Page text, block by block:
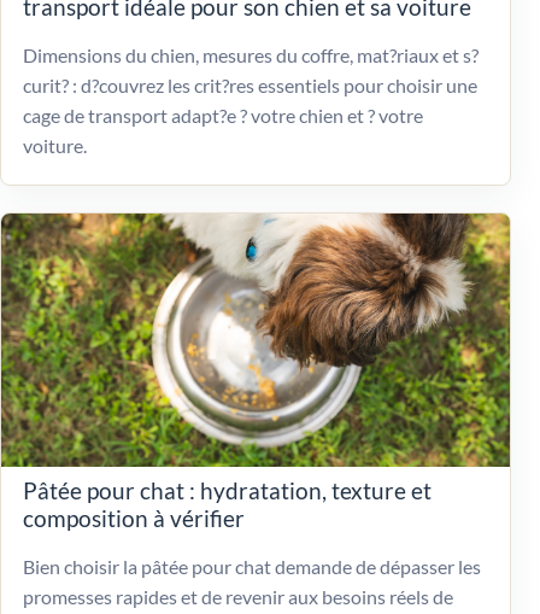
transport idéale pour son chien et sa voiture
Dimensions du chien, mesures du coffre, mat?riaux et s?
curit? : d?couvrez les crit?res essentiels pour choisir une
cage de transport adapt?e ? votre chien et ? votre
voiture.
Pâtée pour chat : hydratation, texture et
composition à vérifier
Bien choisir la pâtée pour chat demande de dépasser les
promesses rapides et de revenir aux besoins réels de